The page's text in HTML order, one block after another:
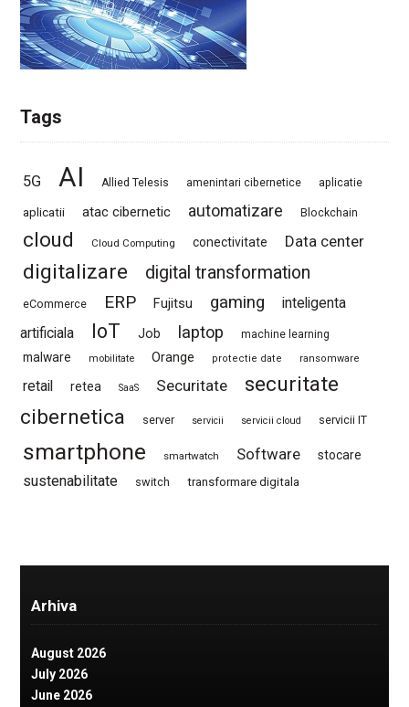
Tags
5G AI Allied Telesis amenintari cibernetice aplicatie
aplicatii atac cibernetic automatizare Blockchain
cloud Cloud Computing conectivitate Data center
digitalizare digital transformation
eCommerce ERP Fujitsu gaming
inteligenta
artificiala
IoT Job laptop machine learning
malware mobilitate Orange protectie date ransomware
retail retea SaaS Securitate
securitate
cibernetica
server servicii servicii cloud servicii IT
smartphone smartwatch Software stocare
sustenabilitate switch transformare digitala
Arhiva
August 2026
July 2026
June 2026